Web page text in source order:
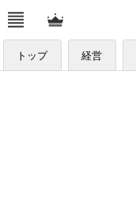
トップ 経営